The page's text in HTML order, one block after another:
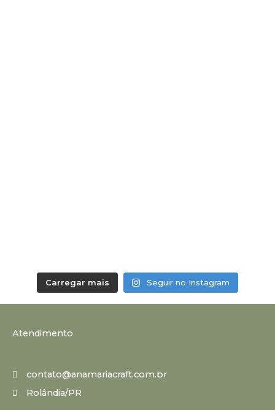
Carregar mais Seguir no Instagram
Atendimento
contato@anamariacraft.com.br
Rolândia/PR